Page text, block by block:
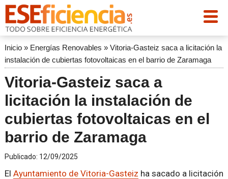
Inicio» Energías Renovables » Vitoria-Gasteiz saca a licitación la
instalación de cubiertas fotovoltaicas en el barrio de Zaramaga
Vitoria-Gasteiz saca a
licitación la instalación de
cubiertas fotovoltaicas en el
barrio de Zaramaga
Publicado: 12/09/2025
El Ayuntamiento de Vitoria-Gasteiz ha sacado a licitación